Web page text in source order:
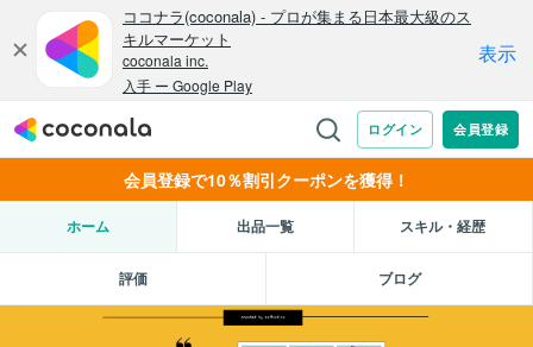
会員登録で10％割引クーポンを獲得！
ホーム 出品一覧 スキル・経歴
評価 ブログ